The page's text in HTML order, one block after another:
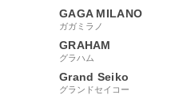
GAGA MILANO
ガガミラノ
GRAHAM
グラハム
Grand Seiko
グランドセイコー